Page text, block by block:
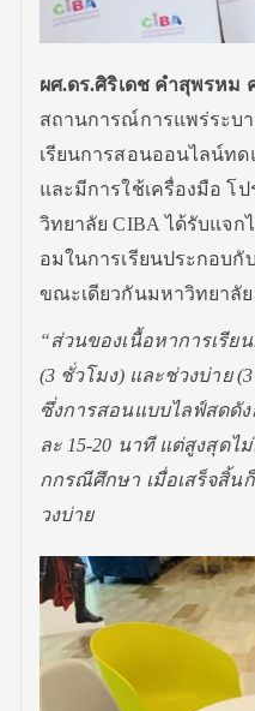
ผศ.ดร.ศิริเดช คำสุพรหม
สถานการณ์การแพร่ระบ
เรียนการสอนออนไลน์ท
และมีการใช้เครื่องมือ โ
วิทยาลัยCIBAได้รับแจก
อมในการเรียนประกอบกั
ขณะเดียวกันมหาวิทยาลั
“ส่วนของเนื้อหาการเรียน
(3 ชั่วโมง) และช่วงบ่าย
ซึ่งการสอนแบบไลฟ์สดดั
ละ 15-20 นาที แต่สูงสุดไ
กกรณีศึกษา เมื่อเสร็จสิ้น
วงบ่าย